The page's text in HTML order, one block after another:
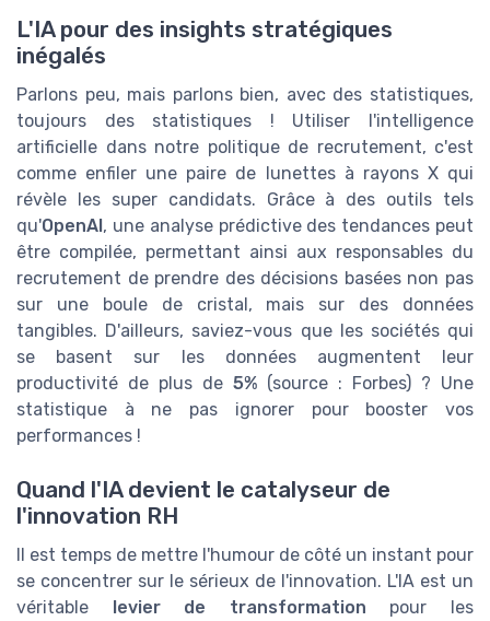
L'IA pour des insights stratégiques
inégalés
Parlons peu, mais parlons bien, avec des statistiques,
toujours des statistiques ! Utiliser l'intelligence
artificielle dans notre politique de recrutement, c'est
comme enfiler une paire de lunettes à rayons X qui
révèle les super candidats. Grâce à des outils tels
qu'OpenAI , une analyse prédictive des tendances peut
être compilée, permettant ainsi aux responsables du
recrutement de prendre des décisions basées non pas
sur une boule de cristal, mais sur des données
tangibles. D'ailleurs, saviez-vous que les sociétés qui
se basent sur les données augmentent leur
productivité de plus de 5% (source : Forbes) ? Une
statistique à ne pas ignorer pour booster vos
performances !
Quand l'IA devient le catalyseur de
l'innovation RH
Il est temps de mettre l'humour de côté un instant pour
se concentrer sur le sérieux de l'innovation. L'IA est un
véritable levier de transformation pour les